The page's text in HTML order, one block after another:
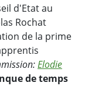
d'Etat au
Rochat
de la prime
Elodie
de temps